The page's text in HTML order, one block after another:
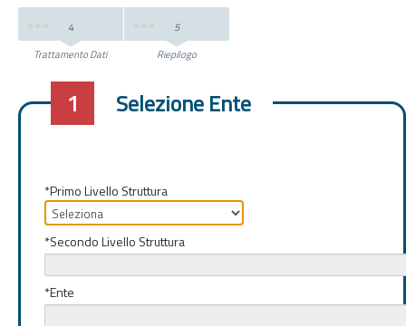
4
Trattamento Dati
5
Riepilogo
Registrazione
1 Selezione Ente
*Primo Livello Struttura
*Secondo Livello Struttura
*Ente